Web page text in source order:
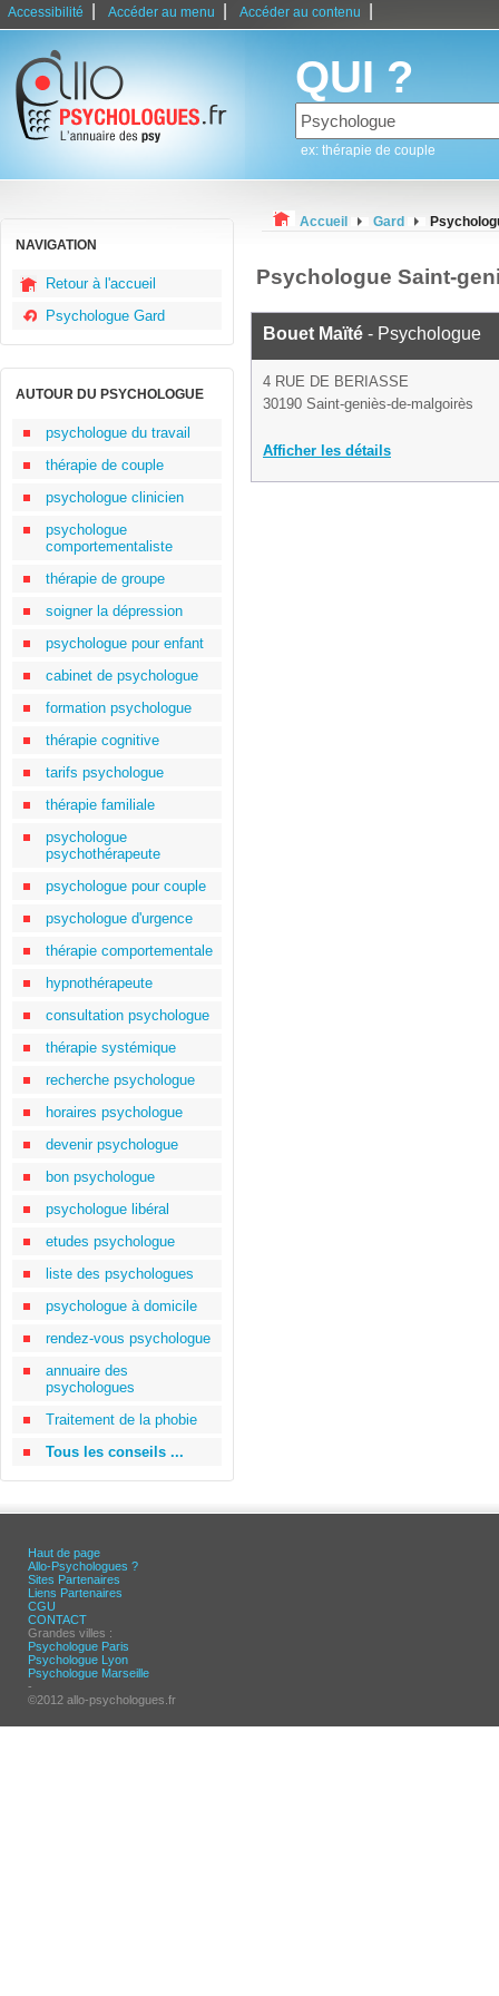
Accessibilité Accéder au menu Accéder au contenu
QUI ?
ex: thérapie de couple
NAVIGATION
Retour à l'accueil
Psychologue Gard
AUTOUR DU PSYCHOLOGUE
psychologue du travail
thérapie de couple
psychologue clinicien
psychologue
comportementaliste
thérapie de groupe
soigner la dépression
psychologue pour enfant
cabinet de psychologue
formation psychologue
thérapie cognitive
tarifs psychologue
thérapie familiale
psychologue
psychothérapeute
psychologue pour couple
psychologue d'urgence
thérapie comportementale
hypnothérapeute
consultation psychologue
thérapie systémique
recherche psychologue
horaires psychologue
devenir psychologue
bon psychologue
psychologue libéral
etudes psychologue
liste des psychologues
psychologue à domicile
rendez-vous psychologue
annuaire des
psychologues
Traitement de la phobie
Tous les conseils ...
Accueil Gard
Psychologue Saint-
Bouet Maïté - Psychologue
4 RUE DE BERIASSE
30190 Saint-geniès-de-malgoirès
Afficher les détails
Haut de page
Allo-Psychologues ?
Sites Partenaires
Liens Partenaires
CGU
CONTACT
Grandes villes :
Psychologue Paris
Psychologue Lyon
Psychologue Marseille
-
©2012 allo-psychologues.fr